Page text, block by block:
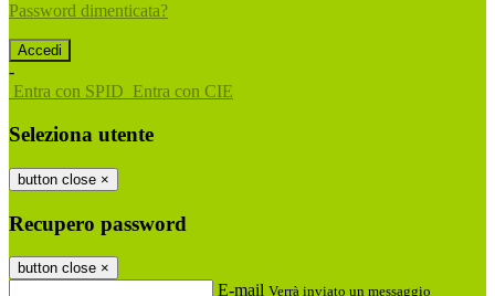
Password dimenticata?
-
Entra con SPID Entra con CIE
Seleziona utente
button close ×
Recupero password
button close ×
E-mail Verrà inviato un messaggio